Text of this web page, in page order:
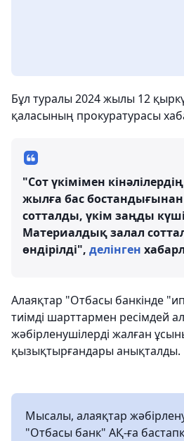
Бұл туралы 2024 жылы 12
қаласының прокуратурасы
"Сот үкімімен
жылға бас
сотталды, үкім заңды
Материалдық залал
өндірілді", делінген
Алаяқтар "Отбасы банкінде
тиімді шарттармен ресімдей
жәбірленушілерді жалған
қызықтырғандары анықталды.
Мысалы, алаяқтар
"Отбасы банк" АҚ-ға